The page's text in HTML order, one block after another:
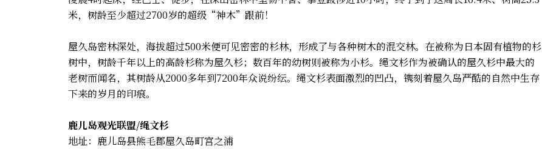
米，树龄至少超过2700岁的超级“神木”跟前！
屋久岛密林深处，海拔超过500米便可见密密的杉林，形成了与各种树木的混交林。在被称为日本固有植物的杉
树中，树龄千年以上的高龄杉称为屋久杉；数百年的幼树则被称为小杉。绳文杉作为被确认的屋久杉中最大的
老树而闻名，其树龄从2000多年到7200年众说纷纭。绳文杉表面激烈的凹凸，镌刻着屋久岛严酷的自然中生存
下来的岁月的印痕。
鹿儿岛观光联盟/绳文杉
地址：鹿儿岛县熊毛郡屋久岛町宫之浦